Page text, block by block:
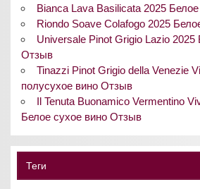
Bianca Lava Basilicata 2025
Riondo Soave Colafogo 2025
Universale Pinot Grigio Lazio 2025
Отзыв
Tinazzi Pinot Grigio della Venezie
полусухое вино Отзыв
Il Tenuta Buonamico Vermentino
Белое сухое вино Отзыв
Теги